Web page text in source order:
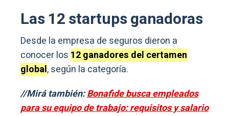
Las 12 startups ganadoras
Desde la empresa de seguros dieron a
conocer los 12 ganadores del certamen
global, según la categoría.
//Mirá también:Bonafide busca empleados
para su equipo de trabajo: requisitos y salario